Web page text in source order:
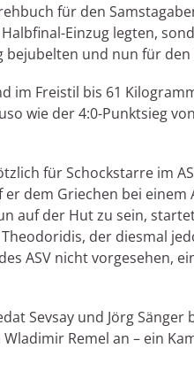
für den
Einzug legten,
und nun für
im Freistil bis 61
wie der 4:0-Punktsieg
für Schockstarre im
dem Griechen bei
auf der Hut zu sein,
der diesmal
ASV nicht vorgesehen,
Sevsay und Jörg
Remel an – ein